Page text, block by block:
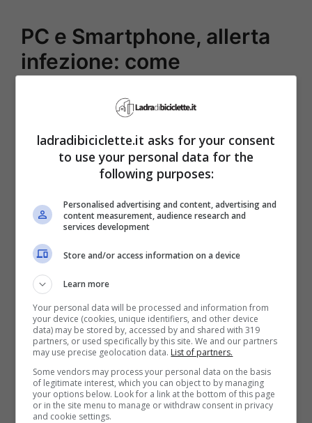
PC e Smartphone, allerta
infezione: come
Il rischio di contagio attraverso l’utilizzo di
tablet, PC e Smartphone diventa
ovviamente più alto per chi lavora a
contatto con gli animali e dunque i
veterinari e gli allevatori. Necessario per
queste categorie di lavoratori, i quali
stanno vivendo un periodo di
trasformazione e digitalizzazione del
lavoro, porre particolare attenzione alla
corretta igiene dei dispositivi utilizzati.
ladradibiciclette.it asks for your consent
to use your personal data for the
following purposes:
Personalised advertising and content, advertising and
content measurement, audience research and
services development
Store and/or access information on a device
Learn more
Your personal data will be processed and information from
your device (cookies, unique identifiers, and other device
data) may be stored by, accessed by and shared with 319
partners, or used specifically by this site. We and our partners
may use precise geolocation data. List of partners.
Some vendors may process your personal data on the basis
of legitimate interest, which you can object to by managing
your options below. Look for a link at the bottom of this page
or in the site menu to manage or withdraw consent in privacy
and cookie settings.